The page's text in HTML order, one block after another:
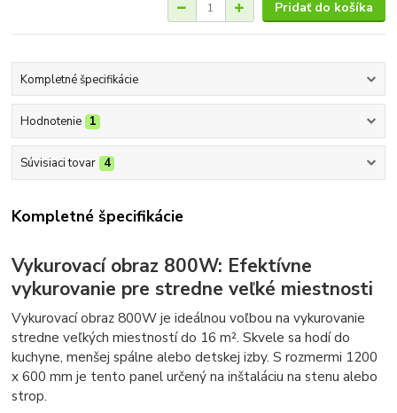
Pridať do košíka
Kompletné špecifikácie
Hodnotenie 1
Súvisiaci tovar 4
Kompletné špecifikácie
Vykurovací obraz 800W: Efektívne
vykurovanie pre stredne veľké miestnosti
Vykurovací obraz 800W je ideálnou voľbou na vykurovanie
stredne veľkých miestností do 16 m². Skvele sa hodí do
kuchyne, menšej spálne alebo detskej izby. S rozmermi 1200
x 600 mm je tento panel určený na inštaláciu na stenu alebo
strop.